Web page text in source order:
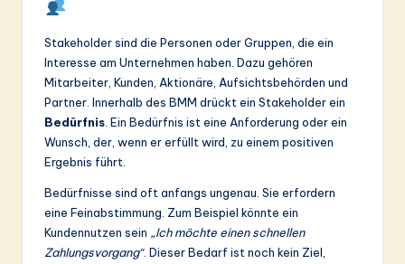
Stakeholder sind die Personen oder Gruppen, die ein
Interesse am Unternehmen haben. Dazu gehören
Mitarbeiter, Kunden, Aktionäre, Aufsichtsbehörden und
Partner. Innerhalb des BMM drückt ein Stakeholder ein
Bedürfnis . Ein Bedürfnis ist eine Anforderung oder ein
Wunsch, der, wenn er erfüllt wird, zu einem positiven
Ergebnis führt.
Bedürfnisse sind oft anfangs ungenau. Sie erfordern
eine Feinabstimmung. Zum Beispiel könnte ein
Kundennutzen sein „Ich möchte einen schnellen
Zahlungsvorgang“. Dieser Bedarf ist noch kein Ziel,